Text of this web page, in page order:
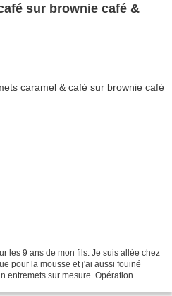
sur brownie café &
les 9 ans de mon fils. Je suis allée chez
pour la mousse et j'ai aussi fouiné
entremets sur mesure. Opération